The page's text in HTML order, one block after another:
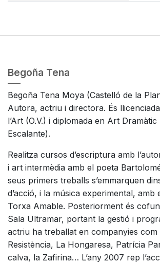
Begoña Tena
Begoña Tena Moya (Castelló de la
Autora, actriu i directora. És
l’Art (O.V.) i diplomada en Art
Escalante).
Realitza cursos d’escriptura amb
i art intermèdia amb el poeta
seus primers treballs s’emmarquen
d’acció, i la música experimental, amb
Torxa Amable. Posteriorment és
Sala Ultramar, portant la gestió i
actriu ha treballat en companyies com
Resistència, La Hongaresa, Patrícia
calva, la Zafirina… L’any 2007 rep